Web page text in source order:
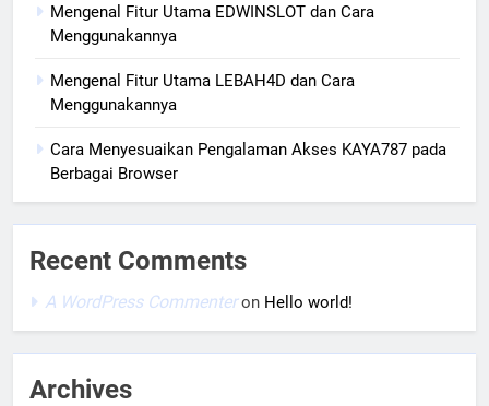
Mengenal Fitur Utama EDWINSLOT dan Cara
Menggunakannya
Mengenal Fitur Utama LEBAH4D dan Cara
Menggunakannya
Cara Menyesuaikan Pengalaman Akses KAYA787 pada
Berbagai Browser
Recent Comments
A WordPress Commenteron Hello world!
Archives